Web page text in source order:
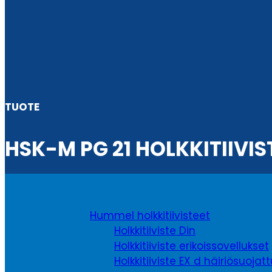
TUOTE
HSK-M PG 21
Hummel holkkitiivisteet
Holkkitiiviste Din
Holkkitiiviste erikoissovellukset
Holkkitiiviste EX d